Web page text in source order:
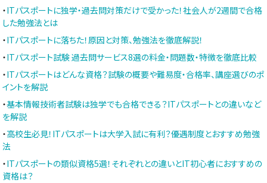
・ITパスポートに独学・過去問対策だけで受かった！社会人が2週間で合格
した勉強法とは
・ITパスポートに落ちた！原因と対策、勉強法を徹底解説！
・ITパスポート試験 過去問サービス8選の料金・問題数・特徴を徹底比較
・ITパスポートはどんな資格？試験の概要や難易度・合格率、講座選びのポ
イントを解説
・基本情報技術者試験は独学でも合格できる？ITパスポートとの違いなど
を解説
・高校生必見！ITパスポートは大学入試に有利？優遇制度とおすすめ勉強
法
・ITパスポートの類似資格5選！それぞれとの違いとIT初心者におすすめの
資格は？